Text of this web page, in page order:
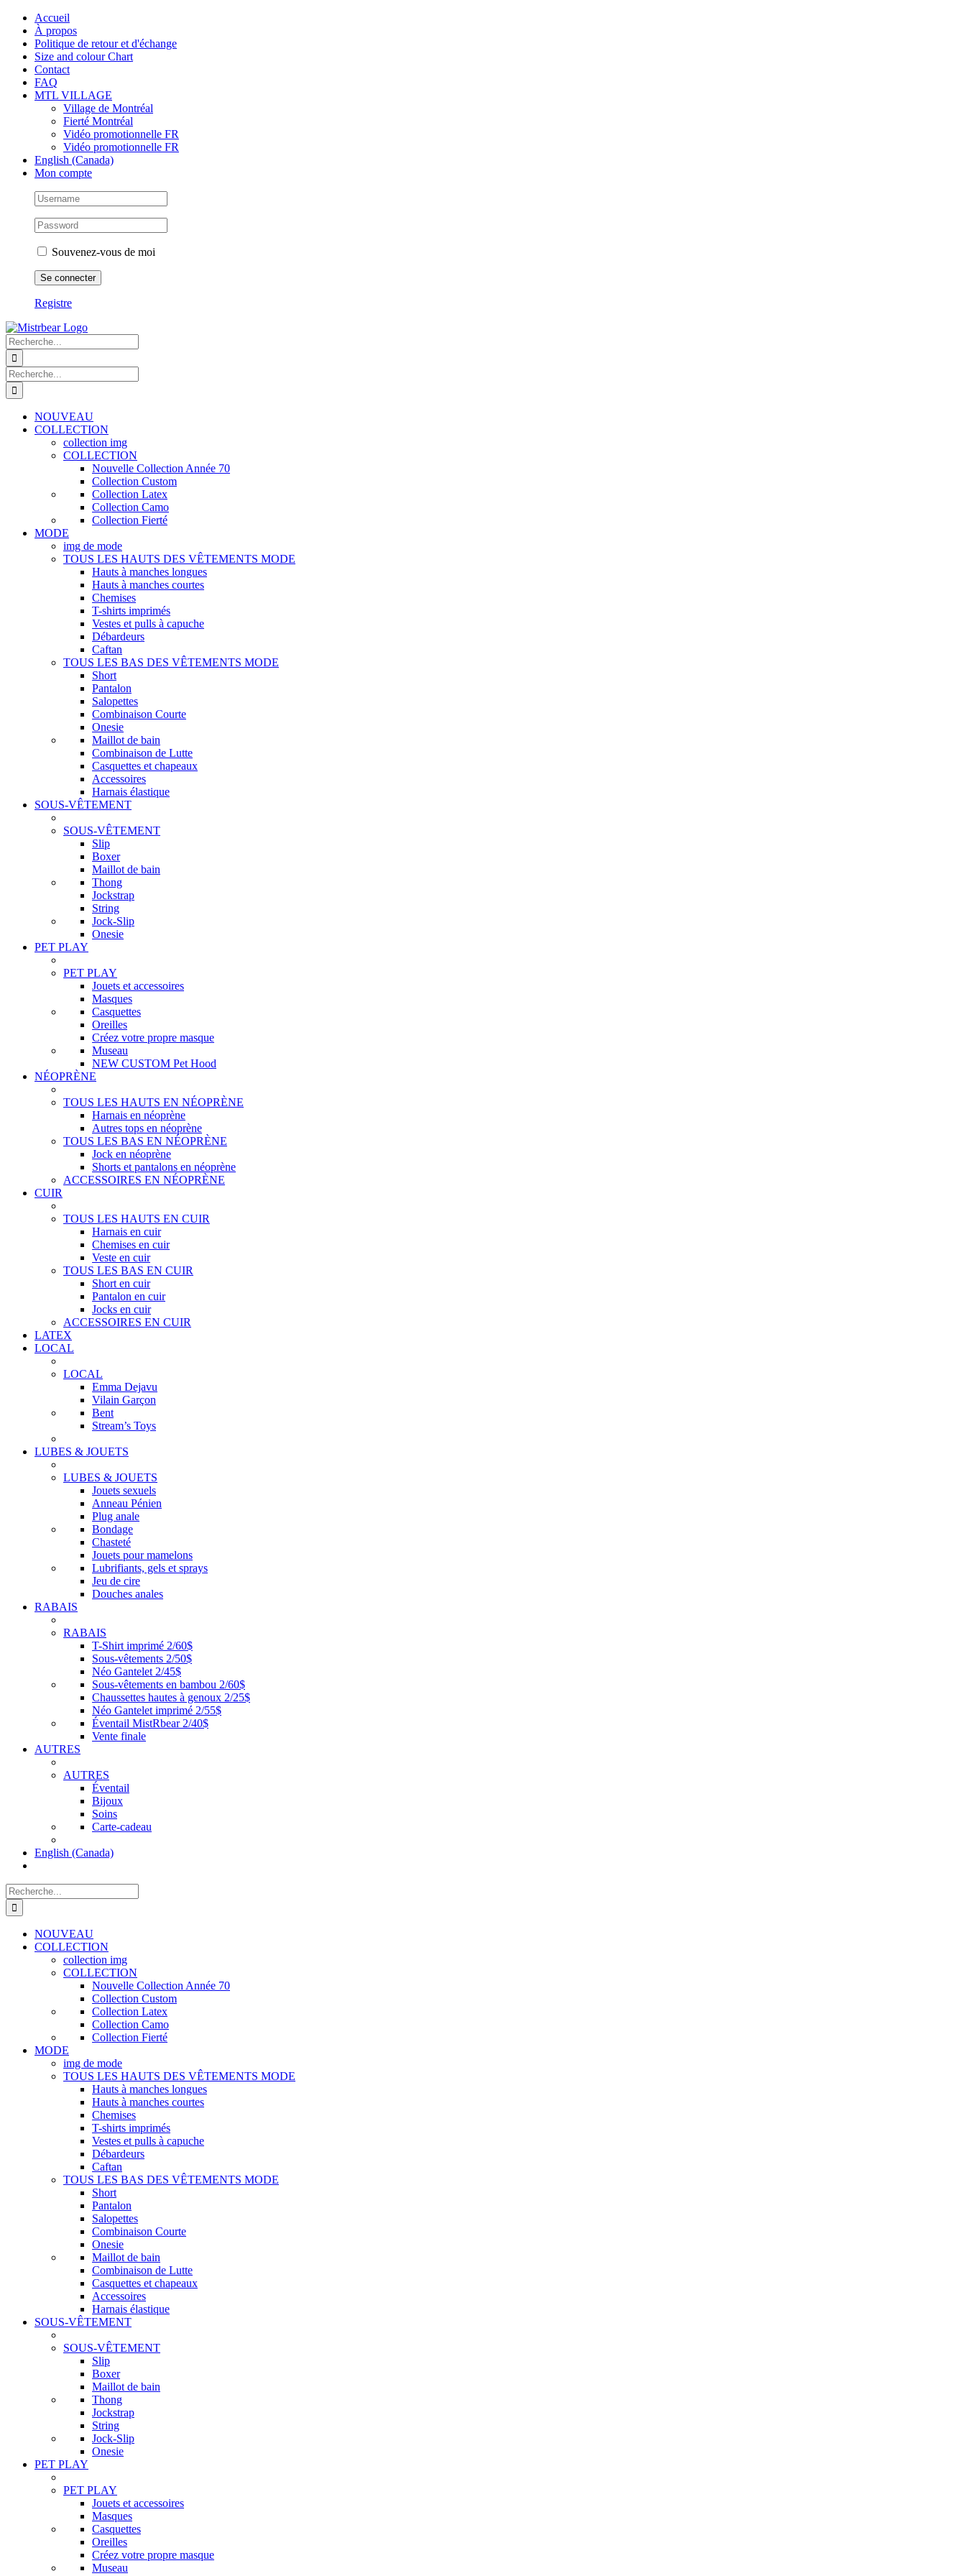
Skip
content
Facebook
Instagram
Tiktok Accueil
À propos
Politique de retour et d'échange
Size and colour Chart
Contact
FAQ
MTL VILLAGE
Village de Montréal
Fierté Montréal
Vidéo promotionnelle FR
Vidéo promotionnelle FR
English (Canada)
Mon compte
Souvenez-vous de moi
Registre
Recherche
de
:
Recherche
de
:
NOUVEAU
COLLECTION
collection img
COLLECTION
Nouvelle Collection Année 70
Collection Custom
Collection Latex
Collection Camo
Collection Fierté
MODE
img de mode
TOUS LES HAUTS DES VÊTEMENTS MODE
Hauts à manches longues
Hauts à manches courtes
Chemises
T-shirts imprimés
Vestes et pulls à capuche
Débardeurs
Caftan
TOUS LES BAS DES VÊTEMENTS MODE
Short
Pantalon
Salopettes
Combinaison Courte
Onesie
Maillot de bain
Combinaison de Lutte
Casquettes et chapeaux
Accessoires
Harnais élastique
SOUS-VÊTEMENT
SOUS-VÊTEMENT
Slip
Boxer
Maillot de bain
Thong
Jockstrap
String
Jock-Slip
Onesie
PET PLAY
PET PLAY
Jouets et accessoires
Masques
Casquettes
Oreilles
Créez votre propre masque
Museau
NEW CUSTOM Pet Hood
NÉOPRÈNE
TOUS LES HAUTS EN NÉOPRÈNE
Harnais en néoprène
Autres tops en néoprène
TOUS LES BAS EN NÉOPRÈNE
Jock en néoprène
Shorts et pantalons en néoprène
ACCESSOIRES EN NÉOPRÈNE
CUIR
TOUS LES HAUTS EN CUIR
Harnais en cuir
Chemises en cuir
Veste en cuir
TOUS LES BAS EN CUIR
Short en cuir
Pantalon en cuir
Jocks en cuir
ACCESSOIRES EN CUIR
LATEX
LOCAL
LOCAL
Emma Dejavu
Vilain Garçon
Bent
Stream’s Toys
LUBES & JOUETS
LUBES & JOUETS
Jouets sexuels
Anneau Pénien
Plug anale
Bondage
Chasteté
Jouets pour mamelons
Lubrifiants, gels et sprays
Jeu de cire
Douches anales
RABAIS
RABAIS
T-Shirt imprimé 2/60$
Sous-vêtements 2/50$
Néo Gantelet 2/45$
Sous-vêtements en bambou 2/60$
Chaussettes hautes à genoux 2/25$
Néo Gantelet imprimé 2/55$
Éventail MistRbear 2/40$
Vente finale
AUTRES
AUTRES
Éventail
Bijoux
Soins
Carte-cadeau
English (Canada)
Recherche
de
:
NOUVEAU
COLLECTION
collection img
COLLECTION
Nouvelle Collection Année 70
Collection Custom
Collection Latex
Collection Camo
Collection Fierté
MODE
img de mode
TOUS LES HAUTS DES VÊTEMENTS MODE
Hauts à manches longues
Hauts à manches courtes
Chemises
T-shirts imprimés
Vestes et pulls à capuche
Débardeurs
Caftan
TOUS LES BAS DES VÊTEMENTS MODE
Short
Pantalon
Salopettes
Combinaison Courte
Onesie
Maillot de bain
Combinaison de Lutte
Casquettes et chapeaux
Accessoires
Harnais élastique
SOUS-VÊTEMENT
SOUS-VÊTEMENT
Slip
Boxer
Maillot de bain
Thong
Jockstrap
String
Jock-Slip
Onesie
PET PLAY
PET PLAY
Jouets et accessoires
Masques
Casquettes
Oreilles
Créez votre propre masque
Museau